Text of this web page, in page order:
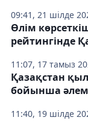
09:41, 21 шілде
11:07, 17 тамыз
Өлім
рейтингінде
11:40, 19 шілде
Қазақстан
бойынша